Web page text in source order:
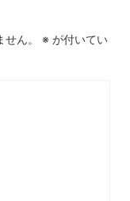
ん。 ※ が付いてい